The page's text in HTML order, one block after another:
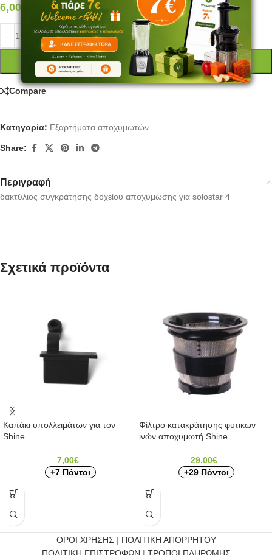
6,00
ΠΡΟΣΘΉΚΗ ΣΤΟ ΚΑΛΆΘΙ
Compare
Κατηγορία: Εξαρτήματα αποχυμωτών
Share:
Περιγραφή
δακτύλιος συγκράτησης δοχείου αποχύμωσης για solostar 4
Σχετικά προϊόντα
Καπάκι υπολλειμάτων για τον
Shine
7,00€
+7 Πόντοι
Φίλτρο κατακράτησης φυτικών
ινών αποχυμωτή Shine
29,00€
+29 Πόντοι
ΟΡΟΙ ΧΡΗΣΗΣ | ΠΟΛΙΤΙΚΗ ΑΠΟΡΡΗΤΟΥ
ΠΟΛΙΤΙΚΗ ΕΠΙΣΤΡΟΦΩΝ | ΤΡΟΠΟΙ ΠΛΗΡΩΜΗΣ